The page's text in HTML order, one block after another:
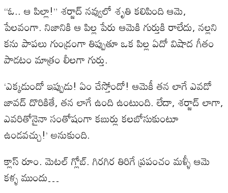
“ఓ.. ఆ పిల్లా!” శర్జాద్ నవ్వులో శృతి కలిపింది ఆమె,
పేలవంగా. నిజానికి ఆ పిల్ల పేరు ఆమెకి గుర్తుకి రాలేదు, నల్లని
కను పాపలు గుండ్రంగా తిప్పుతూ ఒక పిల్ల ఏదో విషాద గీతం
పాడటం మాత్రం లీలగా గుర్తు.
‘ఎక్కడుందో ఇప్పుడు! ఏం చేస్తోందో! ఆమెకీ తన లాగే ఎవడో
జావద్ దొరికితే, తన లాగే ఉంది ఉంటుంది. లేదా, శర్జాద్ లాగా,
ఎవరితోనైనా సంతోషంగా కబుర్లు కలబోసుకుంటూ
ఉండవచ్చు!’ అనుకుంది.
క్లాస్ రూం. మెటల్ గ్లోబ్. గిరగిర తిరిగే ప్రపంచం మళ్ళీ ఆమె
కళ్ళ ముందు…